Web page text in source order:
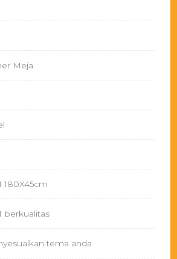
Meja
180X45cm
berkualitas
tema anda